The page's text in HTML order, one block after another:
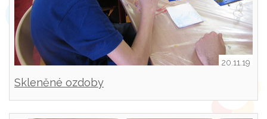
20.11.19
Skleněné ozdoby